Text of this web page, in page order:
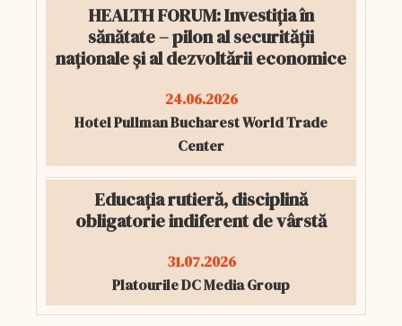
HEALTH FORUM: Investiția în
sănătate – pilon al securității
naționale și al dezvoltării economice
24.06.2026
Hotel Pullman Bucharest World Trade
Center
Educația rutieră, disciplină
obligatorie indiferent de vârstă
31.07.2026
Platourile DC Media Group